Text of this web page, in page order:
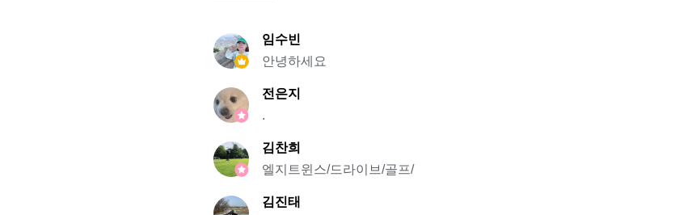
임수빈
안녕하세요
전은지
.
김찬희
엘지트윈스/드라이브/골프/
김진태